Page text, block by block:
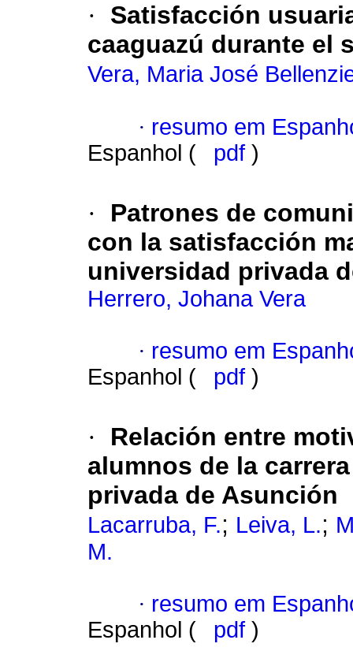
·
Satisfacción
caaguazú durante el
Vera, Maria José
· resumo em
Espanhol (
pdf )
·
Patrones de
con la satisfacción
universidad privada
Herrero, Johana Vera
· resumo em
Espanhol (
pdf )
·
Relación entre
alumnos de la
privada de Asunción
Lacarruba, F.; Leiva, L.;
M.
· resumo em
Espanhol (
pdf )